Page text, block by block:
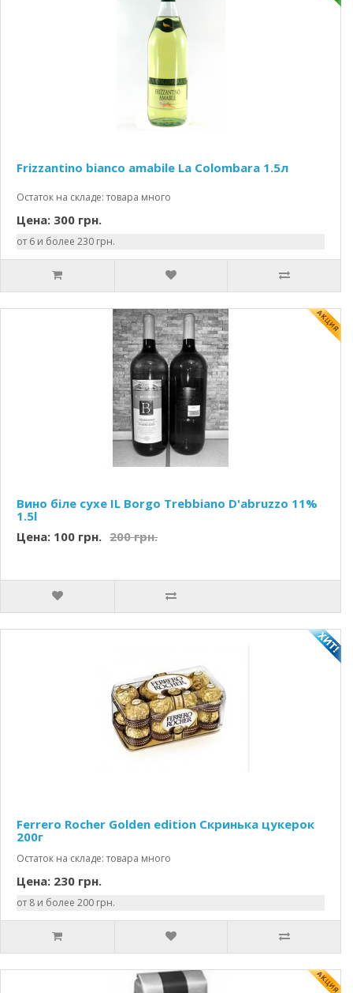
Frizzantino bianco amabile La Colombara 1.5л
Остаток на складе: товара много
Цена: 300 грн.
от 6 и более 230 грн.
Вино біле сухе IL Borgo Trebbiano D'abruzzo 11%
1.5l
Цена: 100 грн. 200 грн.
Ferrero Rocher Golden edition Скринька цукерок
200г
Остаток на складе: товара много
Цена: 230 грн.
от 8 и более 200 грн.